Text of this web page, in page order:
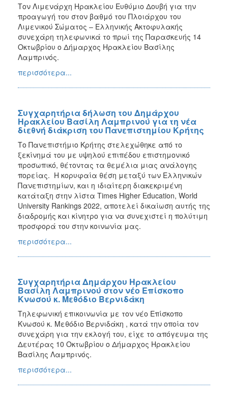
Τον Λιμενάρχη Ηρακλείου Ευθύμιο Δουβή για την
προαγωγή του στον βαθμό του Πλοιάρχου του
Λιμενικού Σώματος – Ελληνικής Ακτοφυλακής
συνεχάρη τηλεφωνικά το πρωί της Παρασκευής 14
Οκτωβρίου ο Δήμαρχος Ηρακλείου Βασίλης
Λαμπρινός.
περισσότερα...
Συγχαρητήρια δήλωση του Δημάρχου
Ηρακλείου Βασίλη Λαμπρινού για τη νέα
διεθνή διάκριση του Πανεπιστημίου Κρήτης
Το Πανεπιστήμιο Κρήτης στελεχώθηκε από το
ξεκίνημά του με υψηλού επιπέδου επιστημονικό
προσωπικό, θέτοντας τα θεμέλια μιας ανάλογης
πορείας. Η κορυφαία θέση μεταξύ των Ελληνικών
Πανεπιστημίων, και η ιδιαίτερη διακεκριμένη
κατάταξη στην λίστα Times Higher Education, World
University Rankings 2022, αποτελεί δικαίωση αυτής της
διαδρομής και κίνητρο για να συνεχιστεί η πολύτιμη
προσφορά του στην κοινωνία μας.
περισσότερα...
Συγχαρητήρια Δημάρχου Ηρακλείου
Βασίλη Λαμπρινού στον νέο Επίσκοπο
Κνωσού κ. Μεθόδιο Βερνιδάκη
Τηλεφωνική επικοινωνία με τον νέο Επίσκοπο
Κνωσού κ. Μεθόδιο Βερνιδάκη , κατά την οποία τον
συνεχάρη για την εκλογή του, είχε το απόγευμα της
Δευτέρας 10 Οκτωβρίου ο Δήμαρχος Ηρακλείου
Βασίλης Λαμπρινός.
περισσότερα...